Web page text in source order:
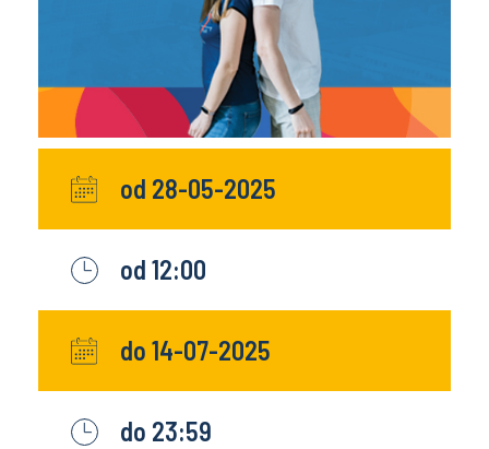
od 28-05-2025
od 12:00
do 14-07-2025
do 23:59